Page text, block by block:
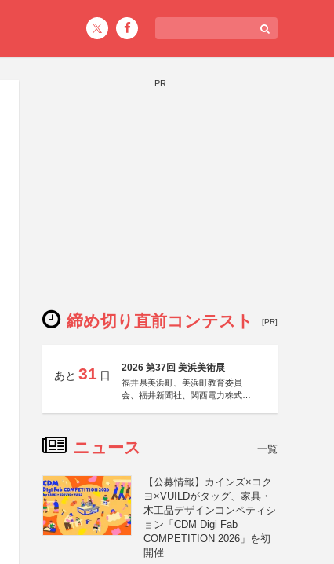
PR
締め切り直前コンテスト [PR]
あと 31 日
2026 第37回 美浜美術展
福井県美浜町、美浜町教育委員
会、福井新聞社、関西電力株式会
ニュース 一覧
【公募情報】カインズ×コク
ヨ×VUILDがタッグ、家具・
木工品デザインコンペティシ
ョン「CDM Digi Fab
COMPETITION 2026」を初
開催